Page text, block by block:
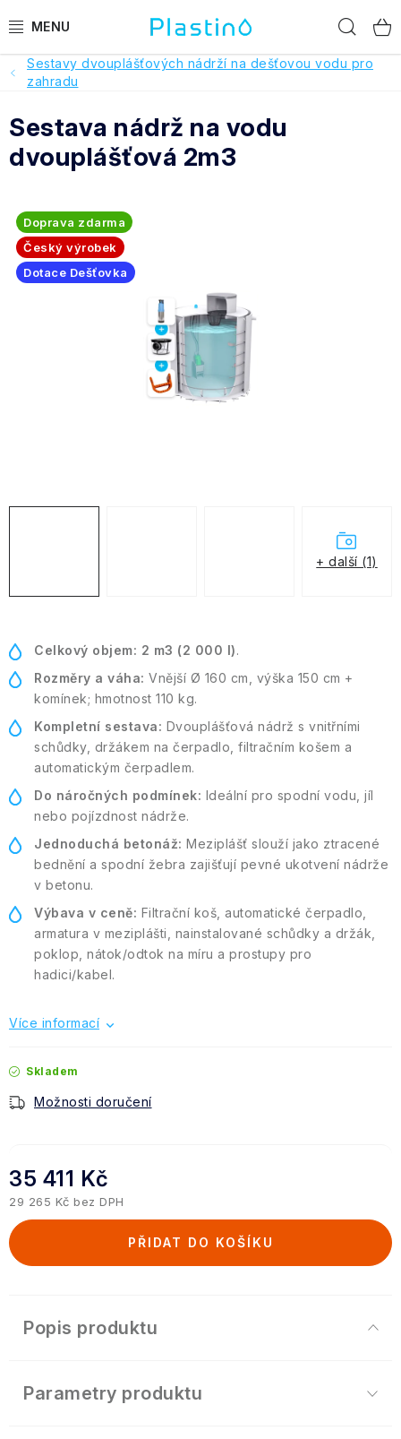
na
PRODUKTY
Reference a hodnocení
O nás
Realizace
Dotace Dešťovka
Sestavy dvouplášťových nádrží na dešťovou vodu pro
zahradu
Celkový objem: 2 m3 (2 000 l).
Rozměry a váha: Vnější Ø 160 cm, výška 150 cm +
komínek; hmotnost 110 kg.
Kompletní sestava: Dvouplášťová nádrž s vnitřními
schůdky, držákem na čerpadlo, filtračním košem a
automatickým čerpadlem.
Do náročných podmínek: Ideální pro spodní vodu, jíl
nebo pojízdnost nádrže.
Jednoduchá betonáž: Meziplášť slouží jako ztracené
bednění a spodní žebra zajišťují pevné ukotvení nádrže
v betonu.
Výbava v ceně: Filtrační koš, automatické čerpadlo,
armatura v meziplášti, nainstalované schůdky a držák,
poklop, nátok/odtok na míru a prostupy pro
hadici/kabel.
Více informací
Skladem
Možnosti doručení
35 411 Kč
29 265 Kč bez DPH
Měrná cena:
PŘIDAT DO KOŠÍKU
Sestava nádrž na vodu
dvouplášťová 2m3
Doprava zdarma
Český výrobek
Dotace Dešťovka
+ další (1)
Popis produktu
Parametry produktu